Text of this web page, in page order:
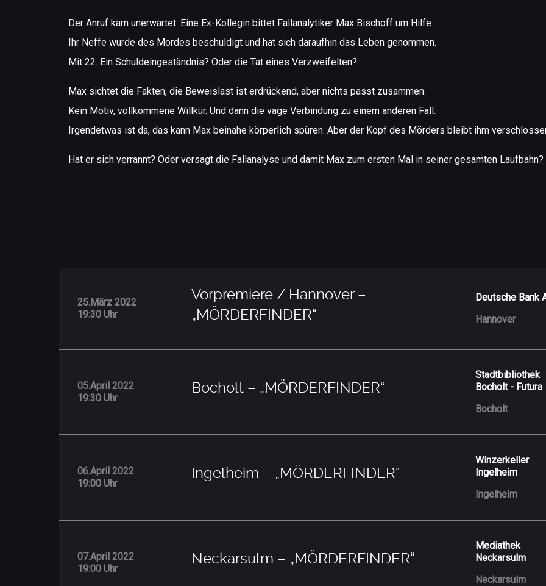
Der Anruf kam unerwartet. Eine Ex-Kollegin bittet Fallanalytiker Max Bischoff um Hilfe.
Ihr Neffe wurde des Mordes beschuldigt und hat sich daraufhin das Leben genommen.
Mit 22. Ein Schuldeingeständnis? Oder die Tat eines Verzweifelten?
Max sichtet die Fakten, die Beweislast ist erdrückend, aber nichts passt zusammen.
Kein Motiv, vollkommene Willkür. Und dann die vage Verbindung zu einem anderen Fall.
Irgendetwas ist da, das kann Max beinahe körperlich spüren. Aber der Kopf des Mörders bleibt ihm
Hat er sich verrannt? Oder versagt die Fallanalyse und damit Max zum ersten Mal in seiner gesamten Laufbahn?
25.März 2022
19:30 Uhr
Vorpremiere / Hannover –
„MÖRDERFINDER“
Deutsche Bank
Hannover
05.April 2022
19:30 Uhr
Bocholt – „MÖRDERFINDER“
Stadtbibliothek
Bocholt - Futura
Bocholt
06.April 2022
19:00 Uhr
Ingelheim – „MÖRDERFINDER“
Winzerkeller
Ingelheim
Ingelheim
07.April 2022
19:00 Uhr
Neckarsulm – „MÖRDERFINDER“
Mediathek
Neckarsulm
Neckarsulm